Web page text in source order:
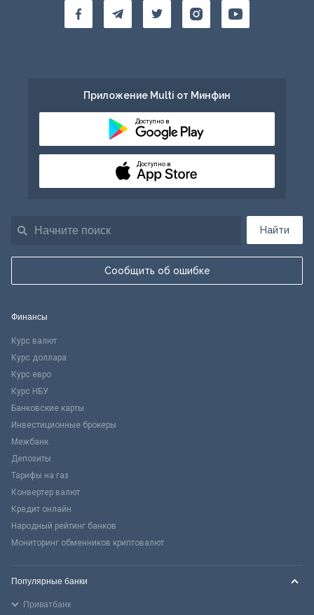
Найти
Сообщить об ошибке
Приложение Multi от Минфин
Доступно в
Доступно в
Финансы
Курс валют
Курс доллара
Курс евро
Курс НБУ
Банковские карты
Инвестиционные брокеры
Межбанк
Депозиты
Тарифы на газ
Конвертер валют
Кредит онлайн
Народный рейтинг банков
Мониторинг обменников криптовалют
Популярные банки
Приватбанк